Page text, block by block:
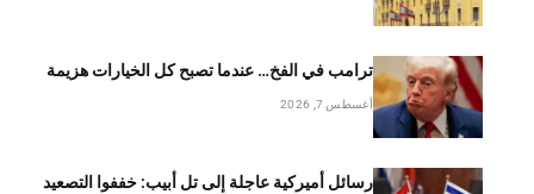
ترامب في الفخ… عندما تصبح كل الخيارات هزيمة
أغسطس 7, 2026
رسائل أميركية عاجلة إلى تل أبيب: خففوا التصعيد